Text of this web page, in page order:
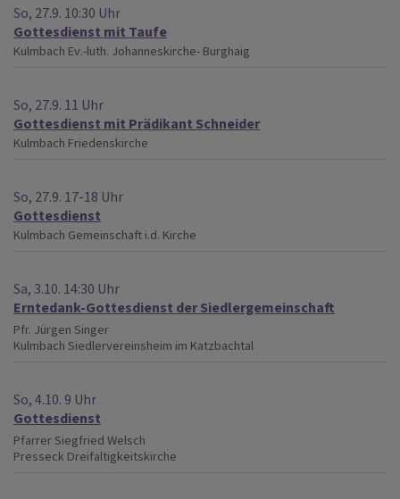
So, 27.9. 10:30 Uhr
Gottesdienst mit Taufe
Kulmbach Ev.-luth. Johanneskirche- Burghaig
So, 27.9. 11 Uhr
Gottesdienst mit Prädikant Schneider
Kulmbach Friedenskirche
So, 27.9. 17-18 Uhr
Gottesdienst
Kulmbach Gemeinschaft i.d. Kirche
Sa, 3.10. 14:30 Uhr
Erntedank-Gottesdienst der Siedlergemeinschaft
Pfr. Jürgen Singer
Kulmbach Siedlervereinsheim im Katzbachtal
So, 4.10. 9 Uhr
Gottesdienst
Pfarrer Siegfried Welsch
Presseck Dreifaltigkeitskirche